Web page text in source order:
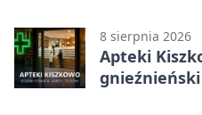
8 sierpnia 2026
Apteki